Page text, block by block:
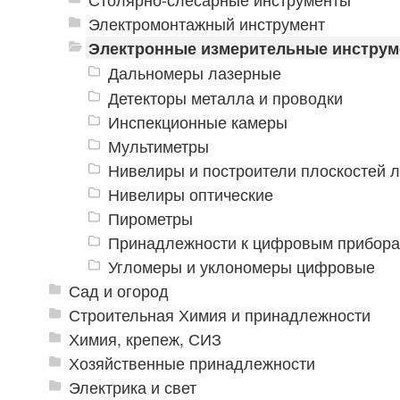
Электромонтажный инструмент
Электронные измерительные
Дальномеры лазерные
Детекторы металла и проводки
Инспекционные камеры
Мультиметры
Нивелиры и построители плоскостей
Нивелиры оптические
Пирометры
Принадлежности к цифровым
Угломеры и уклономеры цифровые
Сад и огород
Строительная Химия и принадлежности
Химия, крепеж, СИЗ
Хозяйственные принадлежности
Электрика и свет